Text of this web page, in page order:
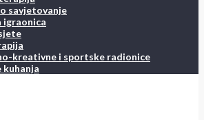
savjetovanje
igraonica
kreativne i sportske radionice
kuhanja